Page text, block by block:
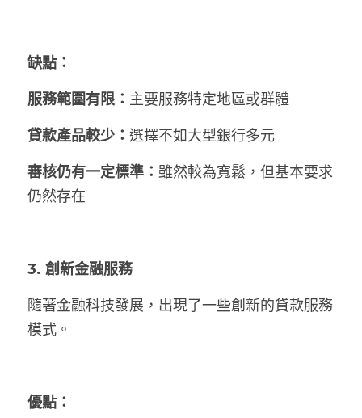
缺點：
服務範圍有限： 主要服務特定地區或群體
貸款產品較少： 選擇不如大型銀行多元
審核仍有一定標準： 雖然較為寬鬆，但基本要求
仍然存在
3. 創新金融服務
隨著金融科技發展，出現了一些創新的貸款服務
模式。
優點：